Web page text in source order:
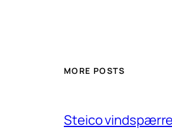
MORE POSTS
Steico